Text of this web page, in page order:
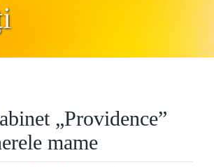
„Providence”
mame